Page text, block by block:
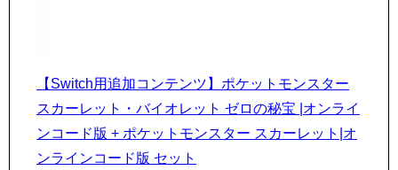
【Switch用追加コンテンツ】ポケットモンスター
スカーレット・バイオレット ゼロの秘宝 |オンライ
ンコード版 + ポケットモンスター スカーレット|オ
ンラインコード版 セット